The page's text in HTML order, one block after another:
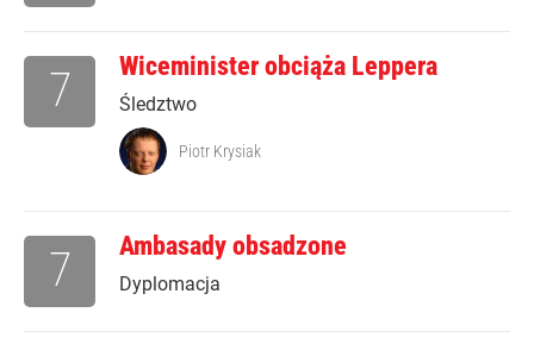
Wiceminister obciąża Leppera
Śledztwo
7
Piotr Krysiak
Ambasady obsadzone
Dyplomacja
7